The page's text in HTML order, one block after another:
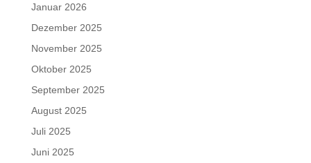
Januar 2026
Dezember 2025
November 2025
Oktober 2025
September 2025
August 2025
Juli 2025
Juni 2025